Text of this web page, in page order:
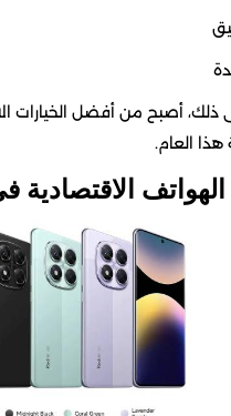
ذلك، أصبح من أفضل الخيارات
هذا العام.
الاقتصادية في